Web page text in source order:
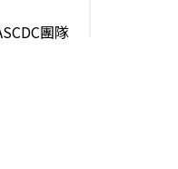
隊